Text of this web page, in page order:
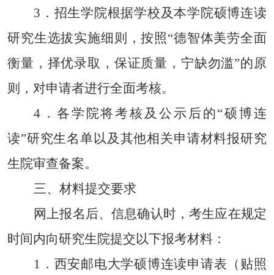
3 ． 招生学院根据学校及本学院硕博连读
研究生选拔实施细则，按照“德智体美劳全面
衡量，择优录取，保证质量，宁缺勿滥”的原
则，对申请者进行全面考核。
4 ． 各学院将考核及 公示 后的“硕博连
读”研究生名单以及其他相关申请材料报研究
生院审查备案。
三、材料提交要求
网上报名后、信息确认时，考生应在规定
时间内向研究生院提交以下报考材料：
1 ． 西安邮电大学硕博连读申请表（贴照